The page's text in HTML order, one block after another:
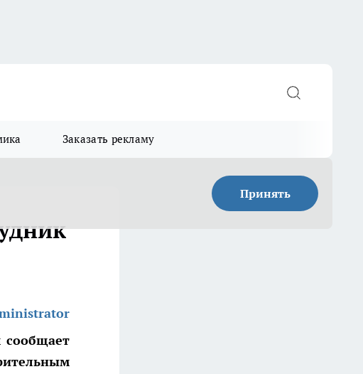
Заказать рекламу
Принять
сообщает